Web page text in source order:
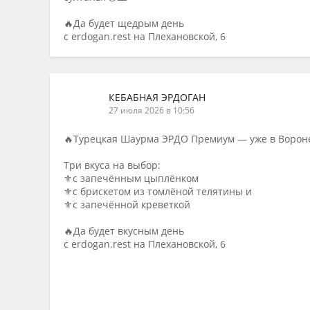
🔥Да будет щедрым день
с erdogan.rest на Плехановской, 6
КЕБАБНАЯ ЭРДОГАН
27 июля 2026 в 10:56
🔥Турецкая Шаурма ЭРДО Премиум — уже в
Три вкуса на выбор:
⚜️с запечённым цыплёнком
⚜️с брискетом из томлёной телятины и
⚜️с запечённой креветкой
🔥Да будет вкусным день
с erdogan.rest на Плехановской, 6